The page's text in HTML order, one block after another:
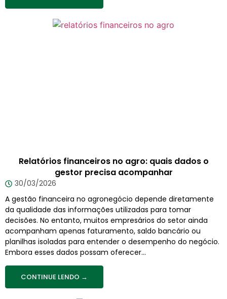
Relatórios financeiros no agro: quais dados o
gestor precisa acompanhar
30/03/2026
A gestão financeira no agronegócio depende diretamente
da qualidade das informações utilizadas para tomar
decisões. No entanto, muitos empresários do setor ainda
acompanham apenas faturamento, saldo bancário ou
planilhas isoladas para entender o desempenho do negócio.
Embora esses dados possam oferecer...
CONTINUE LENDO →